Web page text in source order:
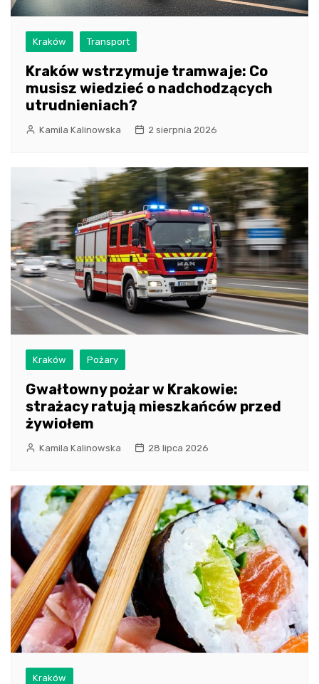
Kraków Transport
Kraków wstrzymuje tramwaje: Co
musisz wiedzieć o nadchodzących
utrudnieniach?
Kamila Kalinowska 2 sierpnia 2026
Kraków Pożary
Gwałtowny pożar w Krakowie:
strażacy ratują mieszkańców przed
żywiołem
Kamila Kalinowska 28 lipca 2026
Kraków